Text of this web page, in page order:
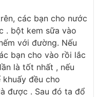
các bạn cho nước
. bột kem sữa vào
với đường. Nếu
bạn cho vào rồi lắc
là tốt nhất , nếu
đều cho
được . Sau đó ta đổ